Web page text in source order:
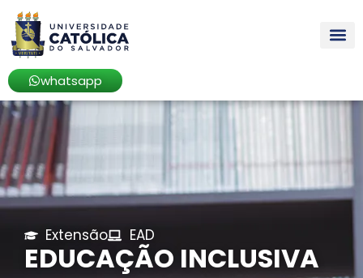
whatsapp
Extensão EAD
EDUCAÇÃO INCLUSIVA